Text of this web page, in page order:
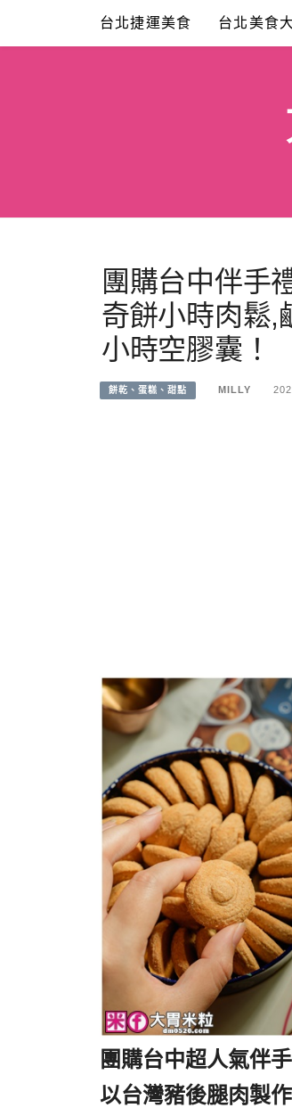
content
台北捷運美食 台北美食
團購台中伴手
奇餅小時肉鬆,
小時空膠囊！
餅乾、蛋糕、甜點 MILLY
團購台中超人氣伴手
以台灣豬後腿肉製